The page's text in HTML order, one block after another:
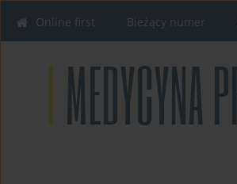
Online first Bieżący numer